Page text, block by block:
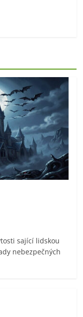
sající lidskou
nebezpečných